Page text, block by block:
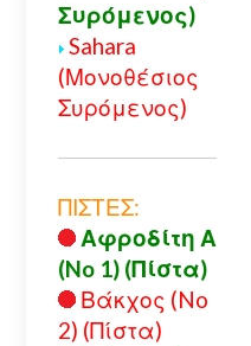
Συρόμενος)
Sahara
(Μονοθέσιος
Συρόμενος)
ΠΙΣΤΕΣ:
Αφροδίτη Α
(No 1) (Πίστα)
Βάκχος (No
2) (Πίστα)